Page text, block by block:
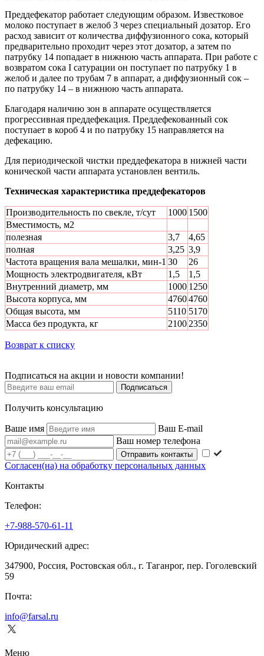
Преддефекатор работает следующим образом. Известковое
молоко поступает в желоб 3 через специальный дозатор. Его
расход зависит от количества диффузионного сока, который
предварительно проходит через этот дозатор, а затем по
патрубку 14 попадает в нижнюю часть аппарата. При работе с
возвратом сока I сатурации он поступает по патрубку 1 в
желоб и далее по трубам 7 в аппарат, а диффузионный сок –
по патрубку 14 – в нижнюю часть аппарата.
Благодаря наличию зон в аппарате осуществляется
прогрессивная преддефекация. Преддефекованный сок
поступает в короб 4 и по патрубку 15 направляется на
дефекацию.
Для периодической чистки преддефекатора в нижней части
конической части аппарата установлен вентиль.
Техническая характеристика преддефекаторов
Производительность по свекле, т/сут 1000 1500
Вместимость, м2
полезная
3,7
4,65
полная
3,25 3,9
Частота вращения вала мешалки, мин-1 30
26
Мощность электродвигателя, кВт
1,5
1,5
Внутренний диаметр, мм
1000 1250
Высота корпуса, мм
47604760
Общая высота, мм
5110 5170
Масса без продукта, кг
2100 2350
Возврат к списку
Подписаться на акции и новости компании!
Подписаться
Получить консультацию
Ваше имя
Ваш E-mail
Ваш номер телефона
Согласен(на) на обработку персональных данных
Контакты
Телефон:
+7-988-570-61-11
Юридический адрес:
347900, Россия, Ростовская обл., г. Таганрог, пер. Гоголевский
59
Почта:
info@farsal.ru
Меню